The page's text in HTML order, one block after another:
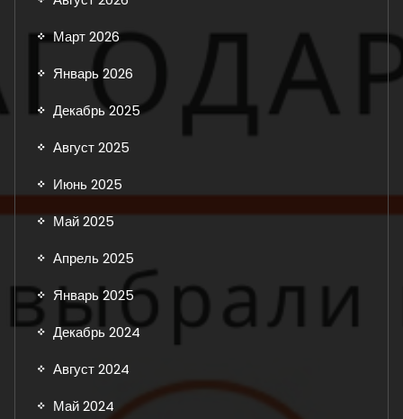
Март 2026
Январь 2026
Декабрь 2025
Август 2025
Июнь 2025
Май 2025
Апрель 2025
Январь 2025
Декабрь 2024
Август 2024
Май 2024